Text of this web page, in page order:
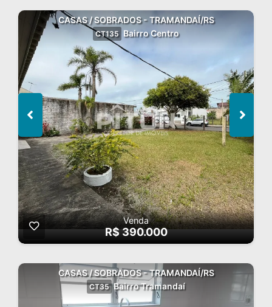
CASAS / SOBRADOS - TRAMANDAÍ/RS
CT135 Bairro Centro
Venda
R$ 390.000
CASAS / SOBRADOS - TRAMANDAÍ/RS
CT35 Bairro Tramandaí